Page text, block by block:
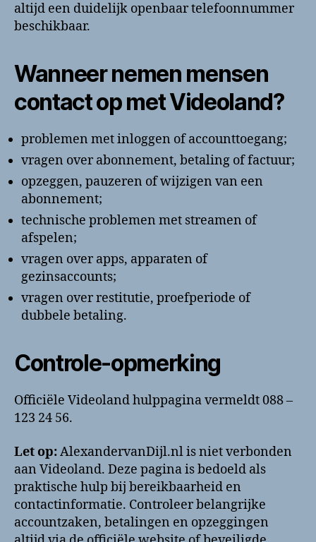
altijd een duidelijk openbaar telefoonnummer
beschikbaar.
Wanneer nemen mensen
contact op met Videoland?
problemen met inloggen of accounttoegang;
vragen over abonnement, betaling of factuur;
opzeggen, pauzeren of wijzigen van een
abonnement;
technische problemen met streamen of
afspelen;
vragen over apps, apparaten of
gezinsaccounts;
vragen over restitutie, proefperiode of
dubbele betaling.
Controle-opmerking
Officiële Videoland hulppagina vermeldt 088 –
123 24 56.
Let op:AlexandervanDijl.nl is niet verbonden
aan Videoland. Deze pagina is bedoeld als
praktische hulp bij bereikbaarheid en
contactinformatie. Controleer belangrijke
accountzaken, betalingen en opzeggingen